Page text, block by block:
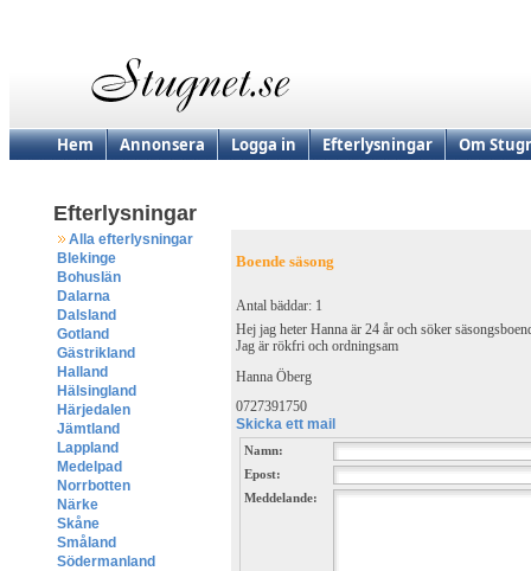
Hem Annonsera Logga in Efterlysningar Om
Efterlysningar
Alla efterlysningar
Blekinge
Bohuslän
Dalarna
Dalsland
Gotland
Gästrikland
Halland
Hälsingland
Härjedalen
Jämtland
Lappland
Medelpad
Norrbotten
Närke
Skåne
Småland
Södermanland
Boende säsong
Antal bäddar: 1
Hej jag heter Hanna är 24 år och söker
Jag är rökfri och ordningsam
Hanna Öberg
0727391750
Skicka ett mail
Namn:
Epost:
Meddelande: